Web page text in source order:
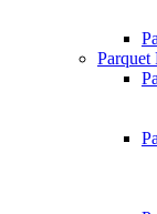
Parquet